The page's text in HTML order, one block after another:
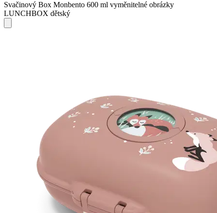
Svačinový Box Monbento 600 ml vyměnitelné obrázky
LUNCHBOX dětský